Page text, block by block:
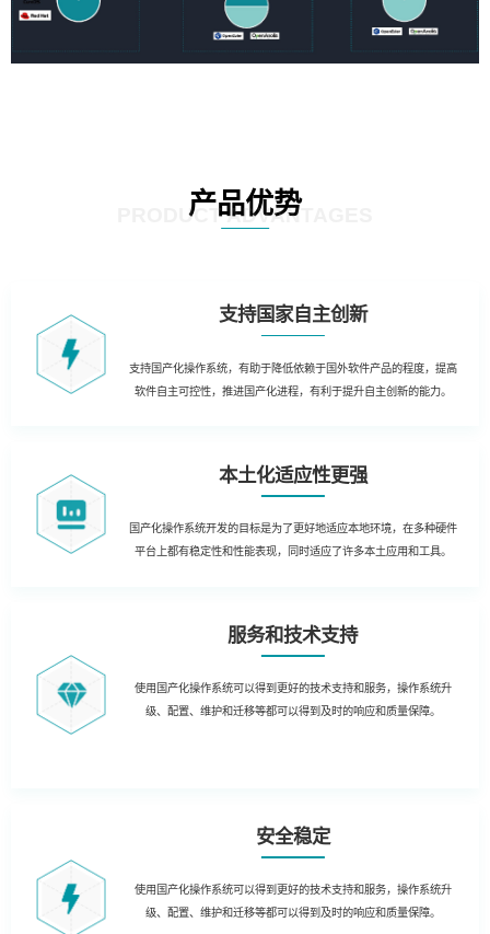
产品优势
PRODUCT ADVANTAGES
支持国家自主创新
支持国产化操作系统，有助于降低依赖于国外软件产品的程度，提高
软件自主可控性，推进国产化进程，有利于提升自主创新的能力。
本土化适应性更强
国产化操作系统开发的目标是为了更好地适应本地环境，在多种硬件
平台上都有稳定性和性能表现，同时适应了许多本土应用和工具。
服务和技术支持
使用国产化操作系统可以得到更好的技术支持和服务，操作系统升
级、配置、维护和迁移等都可以得到及时的响应和质量保障。
安全稳定
使用国产化操作系统可以得到更好的技术支持和服务，操作系统升
级、配置、维护和迁移等都可以得到及时的响应和质量保障。